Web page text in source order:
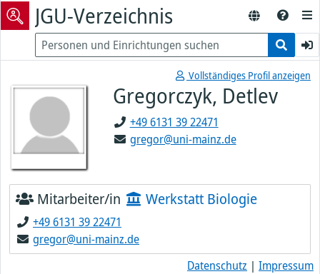
JGU-Verzeichnis
Vollständiges Profil anzeigen
Gregorczyk, Detlev
+49 6131 39 22471
gregor@uni-mainz.de
Mitarbeiter/in Werkstatt Biologie
+49 6131 39 22471
gregor@uni-mainz.de
Datenschutz | Impressum